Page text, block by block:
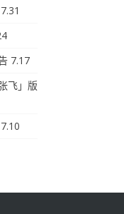
7.17
飞」版